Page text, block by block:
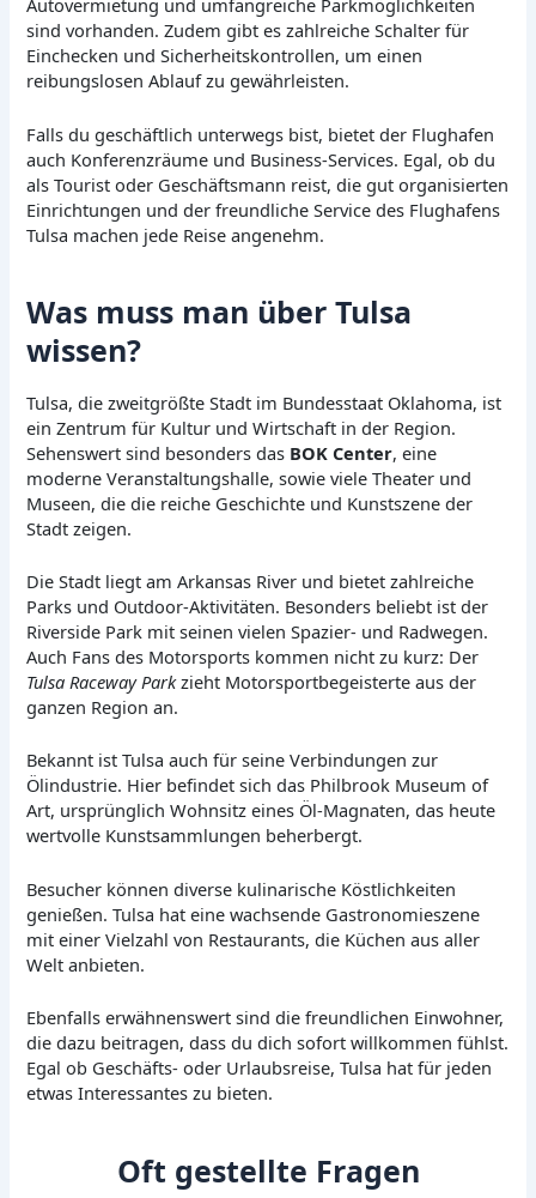
Autovermietung und umfangreiche Parkmöglichkeiten
sind vorhanden. Zudem gibt es zahlreiche Schalter für
Einchecken und Sicherheitskontrollen, um einen
reibungslosen Ablauf zu gewährleisten.
Falls du geschäftlich unterwegs bist, bietet der Flughafen
auch Konferenzräume und Business-Services. Egal, ob du
als Tourist oder Geschäftsmann reist, die gut organisierten
Einrichtungen und der freundliche Service des Flughafens
Tulsa machen jede Reise angenehm.
Was muss man über Tulsa
wissen?
Tulsa, die zweitgrößte Stadt im Bundesstaat Oklahoma, ist
ein Zentrum für Kultur und Wirtschaft in der Region.
Sehenswert sind besonders das BOK Center, eine
moderne Veranstaltungshalle, sowie viele Theater und
Museen, die die reiche Geschichte und Kunstszene der
Stadt zeigen.
Die Stadt liegt am Arkansas River und bietet zahlreiche
Parks und Outdoor-Aktivitäten. Besonders beliebt ist der
Riverside Park mit seinen vielen Spazier- und Radwegen.
Auch Fans des Motorsports kommen nicht zu kurz: Der
Tulsa Raceway Parkzieht Motorsportbegeisterte aus der
ganzen Region an.
Bekannt ist Tulsa auch für seine Verbindungen zur
Ölindustrie. Hier befindet sich das Philbrook Museum of
Art, ursprünglich Wohnsitz eines Öl-Magnaten, das heute
wertvolle Kunstsammlungen beherbergt.
Besucher können diverse kulinarische Köstlichkeiten
genießen. Tulsa hat eine wachsende Gastronomieszene
mit einer Vielzahl von Restaurants, die Küchen aus aller
Welt anbieten.
Ebenfalls erwähnenswert sind die freundlichen Einwohner,
die dazu beitragen, dass du dich sofort willkommen fühlst.
Egal ob Geschäfts- oder Urlaubsreise, Tulsa hat für jeden
etwas Interessantes zu bieten.
Oft gestellte Fragen